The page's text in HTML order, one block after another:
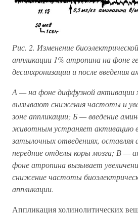
Рис. 2. Изменение
аппликации 1% атропина на фоне
десинхронизации и после введения
А — на фоне диффузной активации
вызывают снижения частоты и
зоне аппликации; Б — введение
животным устраняет активацию
затылочных отведениях, оставляя
передние отделы коры мозга; В —
фоне атропина вызывает
снижение частоты
аппликации.
Аппликация холинолитических